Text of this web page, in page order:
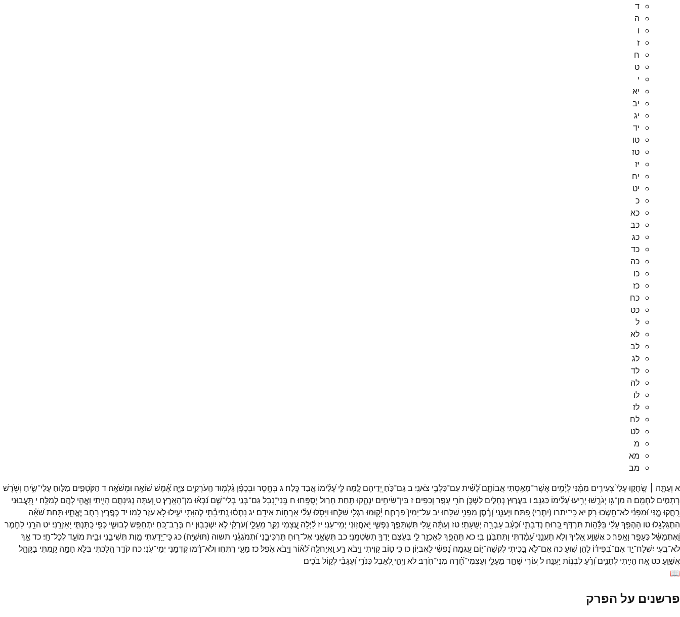
ד
ה
ו
ז
ח
ט
י
יא
יב
יג
יד
טו
טז
יז
יח
יט
כ
כא
כב
כג
כד
כה
כו
כז
כח
כט
ל
לא
לב
לג
לד
לה
לו
לז
לח
לט
מ
מא
מב
א וְעַתָּ֤ה ׀ שָֽׂחֲק֣וּעָלַי֮ צְעִירִ֥ים מִמֶּ֗נִּי לְיָ֫מִ֥ים אֲשֶׁר־מָאַ֥סְתִּי אֲבוֹתָ֑ם לָ֝שִׁ֗יתעִם־כַּלְבֵ֥י צֹאנִֽי׃ בגַּם־כֹּ֣חַ יְ֭דֵיהֶם לָ֣מָּה לִּ֑י עָ֝לֵ֗ימוֹ אָ֣בַדכָּֽלַח׃ ג בְּחֶ֥סֶר וּבְכָפָ֗ן גַּ֫לְמ֥וּד הַֽעֹרְקִ֥ים צִיָּ֑ה אֶ֝֗מֶשׁ שׁוֹאָ֥ה וּמְשֹׁאָֽה׃ ד הַקֹּטְפִ֣ים מַלּ֣וּחַ עֲלֵי־שִׂ֑יחַ וְשֹׁ֖רֶשׁ
רְתָמִ֣ים לַחְמָֽם׃ ה מִן־גֵּ֥ו יְגֹרָ֑שׁוּ יָרִ֥יעוּעָ֝לֵ֗ימוֹ כַּגַּנָּֽב׃ ו בַּעֲר֣וּץ נְחָלִ֣ים לִשְׁכֹּ֑ן חֹרֵ֖י עָפָ֣ר וְכֵפִֽים׃ ז בֵּין־שִׂיחִ֥ים יִנְהָ֑קוּ תַּ֖חַת חָר֣וּל יְסֻפָּֽחוּ׃ ח בְּֽנֵי־נָ֭בָלגַּם־בְּנֵ֣י בְלִי־שֵׁ֑ם נִ֝כְּא֗וּ מִן־הָאָֽרֶץ׃ט וְ֭עַתָּה נְגִינָתָ֣ם הָיִ֑יתִי וָאֱהִ֖י לָהֶ֣ם לְמִלָּֽה׃ י תִּֽ֭עֲבוּנִי
רָ֣חֲקוּ מֶ֑נִּי וּ֝מִפָּנַ֗י לֹא־חָ֥שְׂכוּ רֹֽק׃ יאכִּֽי־יתרו (יִתְרִ֣י) פִ֭תַּח וַיְעַנֵּ֑נִי וְ֝רֶ֗סֶן מִפָּנַ֥י שִׁלֵּֽחוּ׃ יבעַל־יָמִין֮ פִּרְחַ֪ח יָ֫ק֥וּמוּ רַגְלַ֥י שִׁלֵּ֑חוּ וַיָּסֹ֥לּוּעָ֝לַ֗י אָרְח֥וֹתאֵידָֽם׃ יג נָתְס֗וּ נְֽתִיבָ֫תִ֥י לְהַוָּתִ֥י יֹעִ֑ילוּלֹ֖אעֹזֵ֣רלָֽמוֹ׃ ידכְּפֶ֣רֶץ רָחָ֣ב יֶאֱתָ֑יוּ תַּ֥חַתשֹׁ֝אָ֗ה
הִתְגַּלְגָּֽלוּ׃טו הָהְפַּ֥ךְעָלַ֗י בַּלָּ֫ה֥וֹת תִּרְדֹּ֣ף כָּ֭רוּחַ נְדִבָתִ֑י וּ֝כְעָ֗בעָבְרָ֥ה יְשֻׁעָתִֽי׃ טז וְעַתָּ֗ה עָ֭לַי תִּשְׁתַּפֵּ֣ךְ נַפְשִׁ֑י יֹ֭אחֲז֣וּנִי יְמֵי־עֹֽנִי׃ יזלַ֗יְלָה עֲ֭צָמַי נִקַּ֣ר מֵעָלָ֑י וְ֝עֹרְקַ֗י לֹ֣א יִשְׁכָּבֽוּן׃ יח בְּרָב־כֹּ֭חַ יִתְחַפֵּ֣שׂלְבוּשִׁ֑י כְּפִ֖י כֻתָּנְתִּ֣י יַֽאַזְרֵֽנִי׃ יט הֹרָ֥נִי לַחֹ֑מֶר
וָ֝אֶתְמַשֵּׁ֗לכֶּעָפָ֥ר וָאֵֽפֶר׃כאֲשַׁוַּ֣עאֵ֭לֶיךָ וְלֹ֣א תַעֲנֵ֑נִי עָ֝מַ֗דְתִּי וַתִּתְבֹּ֥נֶן בִּֽי׃ כא תֵּהָפֵ֣ךְלְאַכְזָ֣רלִ֑י בְּעֹ֖צֶם יָדְךָ֣ תִשְׂטְמֵֽנִי׃ כב תִּשָּׂאֵ֣נִי אֶל־ר֭וּחַ תַּרְכִּיבֵ֑נִי וּ֝תְמֹגְגֵ֗נִי תשוה (תּוּשִׁיָּֽה׃)כגכִּֽי־יָ֭דַעְתִּי מָ֣וֶת תְּשִׁיבֵ֑נִי וּבֵ֖ית מוֹעֵ֣דלְכָל־חָֽי׃ כדאַ֣ךְ
לֹא־בְ֭עִי יִשְׁלַח־יָ֑דאִם־בְּ֝פִיד֗וֹ לָהֶ֥ן שֽׁוּעַ׃כה אִם־לֹ֣א בָ֭כִיתִי לִקְשֵׁה־י֑וֹם עָֽגְמָ֥ה נַ֝פְשִׁ֗י לָאֶבְיֽוֹן׃ כו כִּ֤י ט֣וֹבקִ֭וִּיתִי וַיָּ֣בֹא רָ֑ע וַֽאֲיַחֲלָ֥ה לְ֝א֗וֹר וַיָּ֥בֹאאֹֽפֶל׃כז מֵעַ֖י רֻתְּח֥וּ וְלֹא־דָ֗מּוּקִדְּמֻ֥נִי יְמֵי־עֹֽנִי׃ כח קֹדֵ֣ר הִ֭לַּכְתִּי בְּלֹ֣א חַמָּ֑ה קַ֖מְתִּי בַקָּהָ֣ל
אֲשַׁוֵּֽעַ׃כט אָ֭ח הָיִ֣יתִי לְתַנִּ֑ים וְ֝רֵ֗עַלִבְנ֥וֹת יַעֲנָֽה׃ לע֭וֹרִי שָׁחַ֣ר מֵעָלָ֑י וְעַצְמִי־חָ֝֗רָה מִנִּי־חֹֽרֶב׃לא וַיְהִ֣י לְ֭אֵבֶלכִּנֹּרִ֑י וְ֝עֻגָבִ֗י לְק֣וֹל בֹּכִֽים׃
📖
פרשנים על הפרק